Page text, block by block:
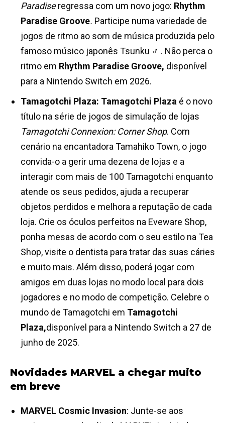
Paradiseregressa com um novo jogo: Rhythm
Paradise Groove. Participe numa variedade de
jogos de ritmo ao som de música produzida pelo
famoso músico japonês Tsunku ♂ . Não perca o
ritmo em Rhythm Paradise Groove, disponível
para a Nintendo Switch em 2026.
Tamagotchi Plaza: Tamagotchi Plaza é o novo
título na série de jogos de simulação de lojas
Tamagotchi Connexion: Corner Shop. Com
cenário na encantadora Tamahiko Town, o jogo
convida-o a gerir uma dezena de lojas e a
interagir com mais de 100 Tamagotchi enquanto
atende os seus pedidos, ajuda a recuperar
objetos perdidos e melhora a reputação de cada
loja. Crie os óculos perfeitos na Eveware Shop,
ponha mesas de acordo com o seu estilo na Tea
Shop, visite o dentista para tratar das suas cáries
e muito mais. Além disso, poderá jogar com
amigos em duas lojas no modo local para dois
jogadores e no modo de competição. Celebre o
mundo de Tamagotchi em Tamagotchi
Plaza,disponível para a Nintendo Switch a 27 de
junho de 2025.
Novidades MARVEL a chegar muito
em breve
MARVEL Cosmic Invasion: Junte-se aos